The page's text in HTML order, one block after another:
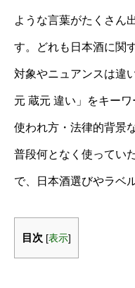
ような言葉がたくさん
す。どれも日本酒に関
対象やニュアンスは違
元 蔵元 違い」をキー
使われ方・法律的背景
普段何となく使ってい
で、日本酒選びやラベ
目次 [表示]